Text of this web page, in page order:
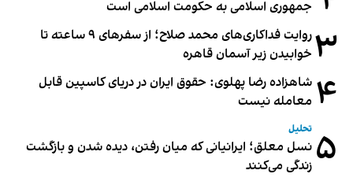
جمهوری اسلامی به حکومت اسلامی است
۳
روایت فداکاری‌های محمد صلاح؛ از سفرهای ۹ ساعته تا
خوابیدن زیر آسمان قاهره
۴ شاهزاده رضا پهلوی: حقوق ایران در دریای کاسپین قابل
معامله نیست
۵ تحلیل
نسل معلق؛ ایرانیانی که میان رفتن، دیده شدن و بازگشت
زندگی می‌کنند